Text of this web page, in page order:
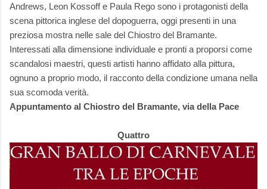
Andrews, Leon Kossoff e Paula Rego sono i protagonisti della
scena pittorica inglese del dopoguerra, oggi presenti in una
preziosa mostra nelle sale del Chiostro del Bramante.
Interessati alla dimensione individuale e pronti a proporsi come
scandalosi maestri, questi artisti hanno affidato alla pittura,
ognuno a proprio modo, il racconto della condizione umana nella
sua scomoda verità.
Appuntamento al Chiostro del Bramante, via della Pace
Quattro